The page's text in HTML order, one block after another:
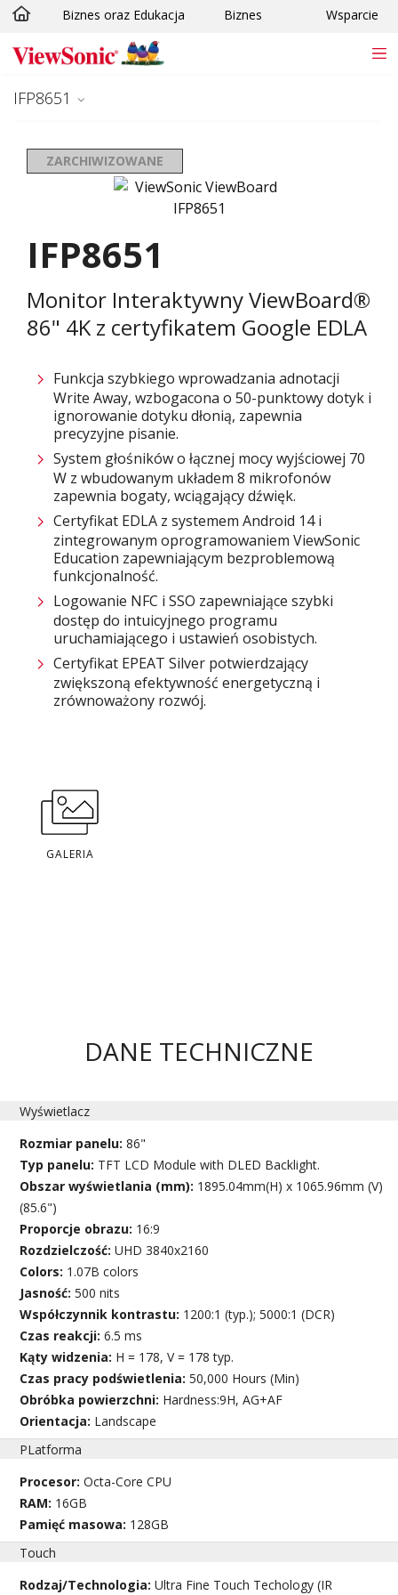
Skip to main content
Biznes oraz Edukacja Biznes Wsparcie
IFP8651
ZARCHIWIZOWANE
IFP8651
Monitor Interaktywny ViewBoard®
86" 4K z certyfikatem Google EDLA
Funkcja szybkiego wprowadzania adnotacji
Write Away, wzbogacona o 50-punktowy dotyk i
ignorowanie dotyku dłonią, zapewnia
precyzyjne pisanie.
System głośników o łącznej mocy wyjściowej 70
W z wbudowanym układem 8 mikrofonów
zapewnia bogaty, wciągający dźwięk.
Certyfikat EDLA z systemem Android 14 i
zintegrowanym oprogramowaniem ViewSonic
Education zapewniającym bezproblemową
funkcjonalność.
Logowanie NFC i SSO zapewniające szybki
dostęp do intuicyjnego programu
uruchamiającego i ustawień osobistych.
Certyfikat EPEAT Silver potwierdzający
zwiększoną efektywność energetyczną i
zrównoważony rozwój.
GALERIA
DANE TECHNICZNE
Wyświetlacz
Rozmiar panelu:86"
Typ panelu: TFT LCD Module with DLED Backlight.
Obszar wyświetlania (mm): 1895.04mm(H) x 1065.96mm (V)
(85.6")
Proporcje obrazu: 16:9
Rozdzielczość:UHD 3840x2160
Colors: 1.07B colors
Jasność:500 nits
Współczynnik kontrastu: 1200:1 (typ.); 5000:1 (DCR)
Czas reakcji:6.5 ms
Kąty widzenia: H = 178, V = 178 typ.
Czas pracy podświetlenia:50,000 Hours (Min)
Obróbka powierzchni: Hardness:9H, AG+AF
Orientacja: Landscape
PLatforma
Procesor:Octa-Core CPU
RAM: 16GB
Pamięć masowa: 128GB
Touch
Rodzaj/Technologia:Ultra Fine Touch Techology (IR